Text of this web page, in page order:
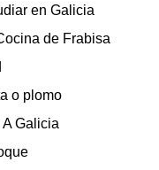
en Galicia
de Frabisa
o plomo
A Galicia